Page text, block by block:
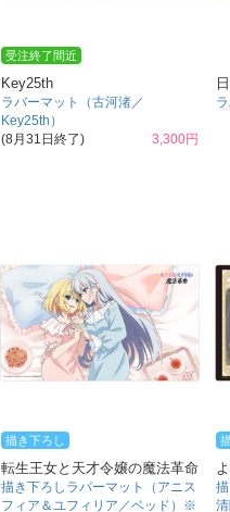
受注終了間近
Key25th
ラバーマット（古河渚／
Key25th）
(8月31日終了)
3,300円
描き下ろし
転生王女と天才令嬢の魔法革命
描き下ろしラバーマット（アニス
フィア＆ユフィリア／ベッド）※